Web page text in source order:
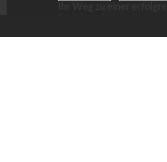
Kontaktieren Sie uns für